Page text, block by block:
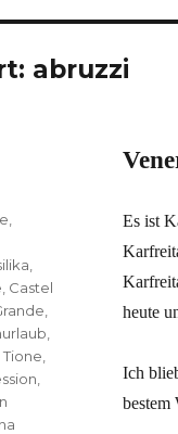
abruzzi
Es ist
heute
Ich
bestem
Castel